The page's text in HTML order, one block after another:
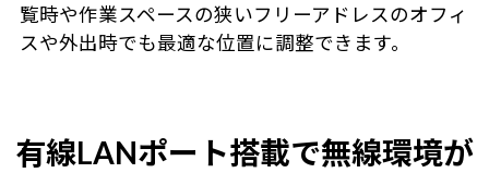
覧時や作業スペースの狭いフリーアドレスのオフィ
スや外出時でも最適な位置に調整できます。
有線LANポート搭載で無線環境が